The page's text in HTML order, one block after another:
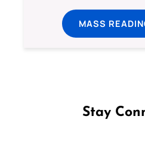
MASS
Stay